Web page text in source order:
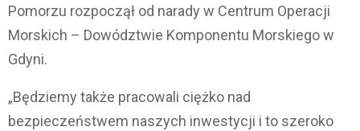
Pomorzu rozpoczął od narady w Centrum Operacji
Morskich – Dowództwie Komponentu Morskiego w
Gdyni.
„Będziemy także pracowali ciężko nad
bezpieczeństwem naszych inwestycji i to szeroko